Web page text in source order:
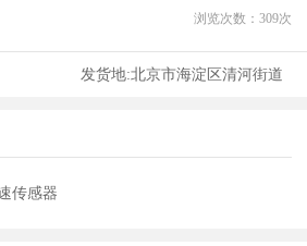
浏览次数： 309次
发货地:北京市海淀区清河街道
传感器